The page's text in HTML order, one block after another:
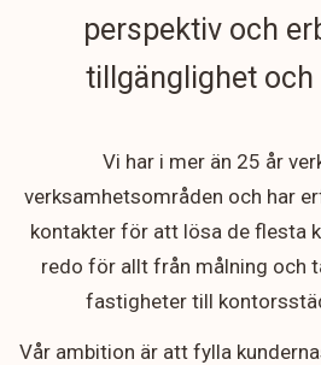
perspektiv och
tillgänglighet
Vi har i mer än 25 år
verksamhetsområden och har
kontakter för att lösa de flesta
redo för allt från målning och
fastigheter till
Vår ambition är att fylla